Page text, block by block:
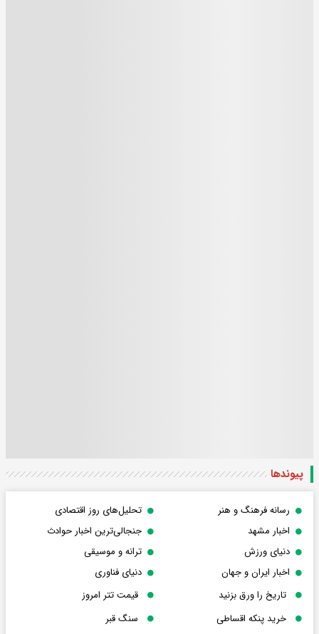
پیوندها
رسانه فرهنگ و هنر
تحلیل‌های روز اقتصادی
اخبار مشهد
جنجالی‌ترین اخبار حوادث
دنیای ورزش
ترانه و موسیقی
اخبار ایران و جهان
دنیای فناوری
تاریخ را ورق بزنید
قیمت تتر امروز
خرید پنکه اقساطی
سنگ قبر